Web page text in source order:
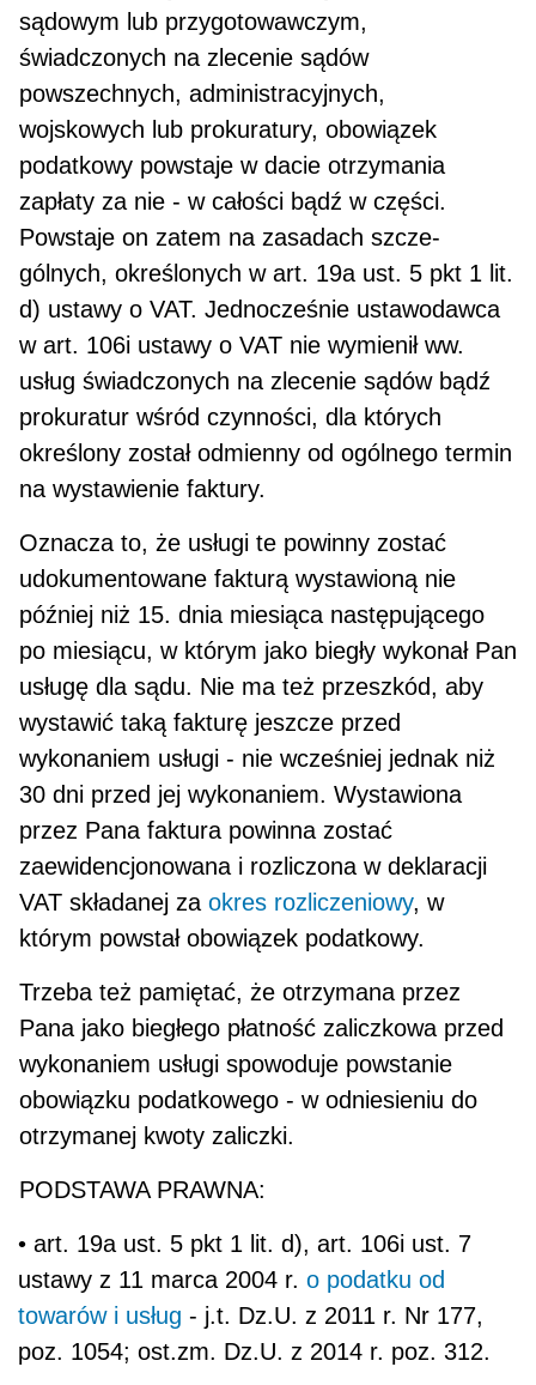
sądowym lub przygotowawczym,
świadczonych na zlecenie sądów
powszechnych, administracyjnych,
wojskowych lub prokuratury, obowiązek
podatkowy powstaje w dacie otrzymania
zapłaty za nie - w całości bądź w części.
Powstaje on zatem na zasadach szcze­
gólnych, określonych w art. 19a ust. 5 pkt 1 lit.
d) ustawy o VAT. Jednocześnie ustawodawca
w art. 106i ustawy o VAT nie wymienił ww.
usług świadczonych na zlecenie sądów bądź
prokuratur wśród czynności, dla których
określony został odmienny od ogólnego termin
na wystawienie faktury.
Oznacza to, że usługi te powinny zostać
udokumentowane fakturą wystawioną nie
później niż 15. dnia miesiąca następującego
po miesiącu, w którym jako biegły wykonał Pan
usługę dla sądu. Nie ma też przeszkód, aby
wystawić taką fakturę jeszcze przed
wykonaniem usługi - nie wcześniej jednak niż
30 dni przed jej wykonaniem. Wysta­wiona
przez Pana faktura powinna zostać
zaewidencjonowana i rozliczona w deklaracji
VAT składanej zaokres rozliczeniowy, w
którym powstał obowiązek podatkowy.
Trzeba też pamiętać, że otrzymana przez
Pana jako biegłego płatność zaliczkowa przed
wykonaniem usługi spowoduje powstanie
obowiązku po­datkowego - w odniesieniu do
otrzymanej kwoty zaliczki.
PODSTAWA PRAWNA:
• art. 19a ust. 5 pkt 1 lit. d), art. 106i ust. 7
ustawy z 11 marca 2004 r. o podatku od
towarów i usług - j.t. Dz.U. z 2011 r. Nr 177,
poz. 1054; ost.zm. Dz.U. z 2014 r. poz. 312.